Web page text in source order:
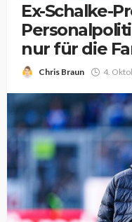
Ex-Schalke-
nur für die
Chris Braun 4.